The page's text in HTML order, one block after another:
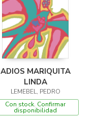
ADIOS MARIQUITA
LINDA
LEMEBEL, PEDRO
Con stock. Confirmar
disponibilidad